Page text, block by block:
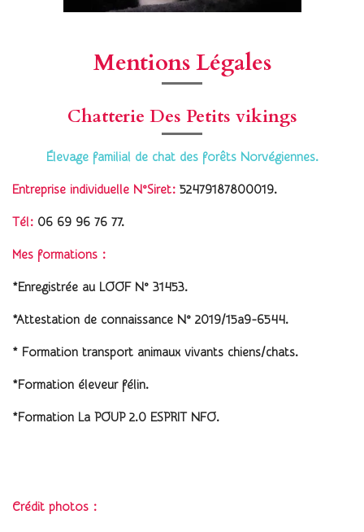
Mentions Légales
Chatterie Des Petits vikings
Élevage familial de chat des forêts Norvégiennes.
Entreprise individuelle N°Siret: 52479187800019.
Tél: 06 69 96 76 77.
Mes formations :
*Enregistrée au LOOF N° 31453.
*Attestation de connaissance N° 2019/15a9-6544.
* Formation transport animaux vivants chiens/chats.
*Formation éleveur félin.
*Formation La POUP 2.0 ESPRIT NFO.
Crédit photos :